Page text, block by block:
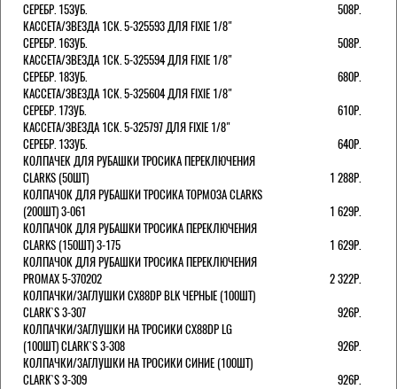
СЕРЕБР. 15ЗУБ.
508Р.
КАССЕТА/ЗВЕЗДА 1СК. 5-325593 ДЛЯ FIXIE 1/8"
СЕРЕБР. 16ЗУБ.
508Р.
КАССЕТА/ЗВЕЗДА 1СК. 5-325594 ДЛЯ FIXIE 1/8"
СЕРЕБР. 18ЗУБ.
680Р.
КАССЕТА/ЗВЕЗДА 1СК. 5-325604 ДЛЯ FIXIE 1/8"
СЕРЕБР. 17ЗУБ.
610Р.
КАССЕТА/ЗВЕЗДА 1СК. 5-325797 ДЛЯ FIXIE 1/8"
СЕРЕБР. 13ЗУБ.
640Р.
КОЛПАЧЕК ДЛЯ РУБАШКИ ТРОСИКА ПЕРЕКЛЮЧЕНИЯ
CLARKS (50ШТ)
1 288Р.
КОЛПАЧОК ДЛЯ РУБАШКИ ТРОСИКА ТОРМОЗА CLARKS
(200ШТ) 3-061
1 629Р.
КОЛПАЧОК ДЛЯ РУБАШКИ ТРОСИКА ПЕРЕКЛЮЧЕНИЯ
CLARKS (150ШТ) 3-175
1 629Р.
КОЛПАЧОК ДЛЯ РУБАШКИ ТРОСИКА ПЕРЕКЛЮЧЕНИЯ
PROMAX 5-370202
2 322Р.
КОЛПАЧКИ/3АГЛУШКИ CX88DP BLK ЧЕРНЫЕ (100ШТ)
CLARK`S 3-307
926Р.
КОЛПАЧКИ/3АГЛУШКИ НА ТРОСИКИ CX88DP LG
(100ШТ) CLARK`S 3-308
926Р.
КОЛПАЧКИ/3АГЛУШКИ НА ТРОСИКИ СИНИЕ (100ШТ)
CLARK`S 3-309
926Р.